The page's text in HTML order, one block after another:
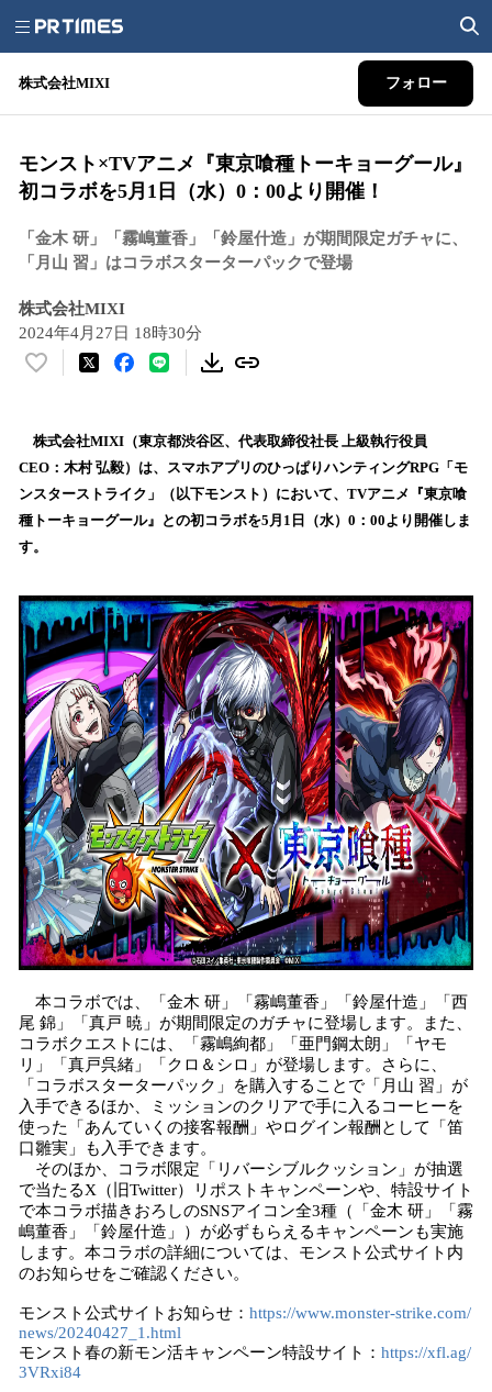
株式会社MIXI フォロー
モンスト×TVアニメ『東京喰種トーキョーグール』
初コラボを5月1日（水）0：00より開催！
「金木 研」「霧嶋董香」「鈴屋什造」が期間限定ガチャに、
「月山 習」はコラボスターターパックで登場
株式会社MIXI
2024年4月27日 18時30分
い
！
数
を
読
込
中
で
す
株式会社MIXI（東京都渋谷区、代表取締役社長 上級執行役員
CEO：木村 弘毅）は、スマホアプリのひっぱりハンティングRPG「モ
ンスターストライク」（以下モンスト）において、TVアニメ『東京喰
種トーキョーグール』との初コラボを5月1日（水）0：00より開催しま
す。
本コラボでは、「金木 研」「霧嶋董香」「鈴屋什造」「西
尾 錦」「真戸 暁」が期間限定のガチャに登場します。また、
コラボクエストには、「霧嶋絢都」「亜門鋼太朗」「ヤモ
リ」「真戸呉緒」「クロ＆シロ」が登場します。さらに、
「コラボスターターパック」を購入することで「月山 習」が
入手できるほか、ミッションのクリアで手に入るコーヒーを
使った「あんていくの接客報酬」やログイン報酬として「笛
口雛実」も入手できます。
そのほか、コラボ限定「リバーシブルクッション」が抽選
で当たるX（旧Twitter）リポストキャンペーンや、特設サイト
で本コラボ描きおろしのSNSアイコン全3種（「金木 研」「霧
嶋董香」「鈴屋什造」）が必ずもらえるキャンペーンも実施
します。本コラボの詳細については、モンスト公式サイト内
のお知らせをご確認ください。
モンスト公式サイトお知らせ： https://www.monster-strike.com/
news/20240427_1.html
モンスト春の新モン活キャンペーン特設サイト： https://xfl.ag/
3VRxi84